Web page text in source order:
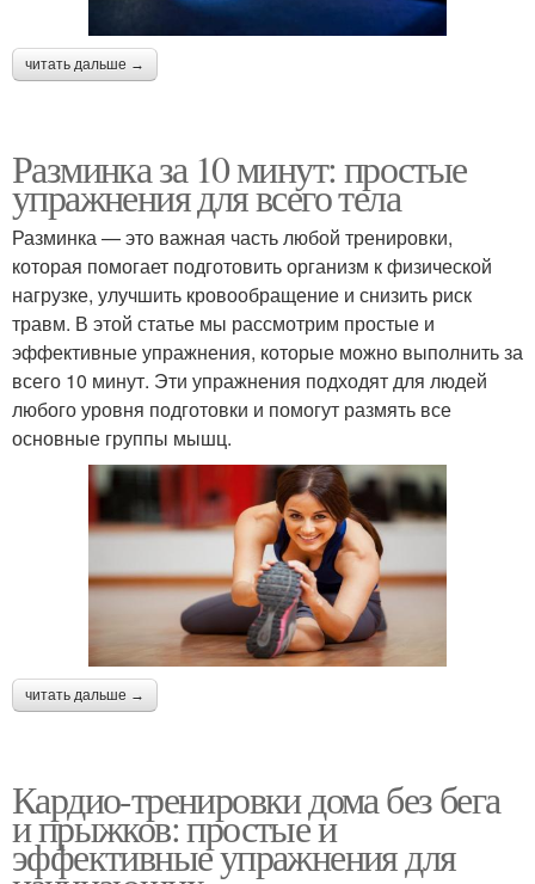
читать дальше →
Разминка за 10 минут: простые
упражнения для всего тела
Разминка — это важная часть любой тренировки,
которая помогает подготовить организм к физической
нагрузке, улучшить кровообращение и снизить риск
травм. В этой статье мы рассмотрим простые и
эффективные упражнения, которые можно выполнить за
всего 10 минут. Эти упражнения подходят для людей
любого уровня подготовки и помогут размять все
основные группы мышц.
читать дальше →
Кардио-тренировки дома без бега
и прыжков: простые и
эффективные упражнения для